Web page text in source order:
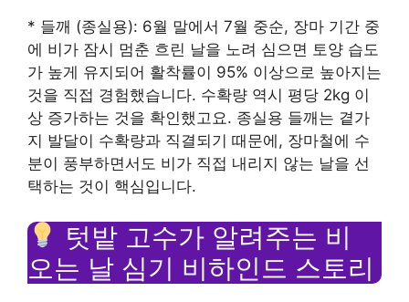
* 들깨 (종실용): 6월 말에서 7월 중순, 장마 기간 중
에 비가 잠시 멈춘 흐린 날을 노려 심으면 토양 습도
가 높게 유지되어 활착률이 95% 이상으로 높아지는
것을 직접 경험했습니다. 수확량 역시 평당 2kg 이
상 증가하는 것을 확인했고요. 종실용 들깨는 곁가
지 발달이 수확량과 직결되기 때문에, 장마철에 수
분이 풍부하면서도 비가 직접 내리지 않는 날을 선
택하는 것이 핵심입니다.
텃밭 고수가 알려주는 비
오는 날 심기 비하인드 스토리